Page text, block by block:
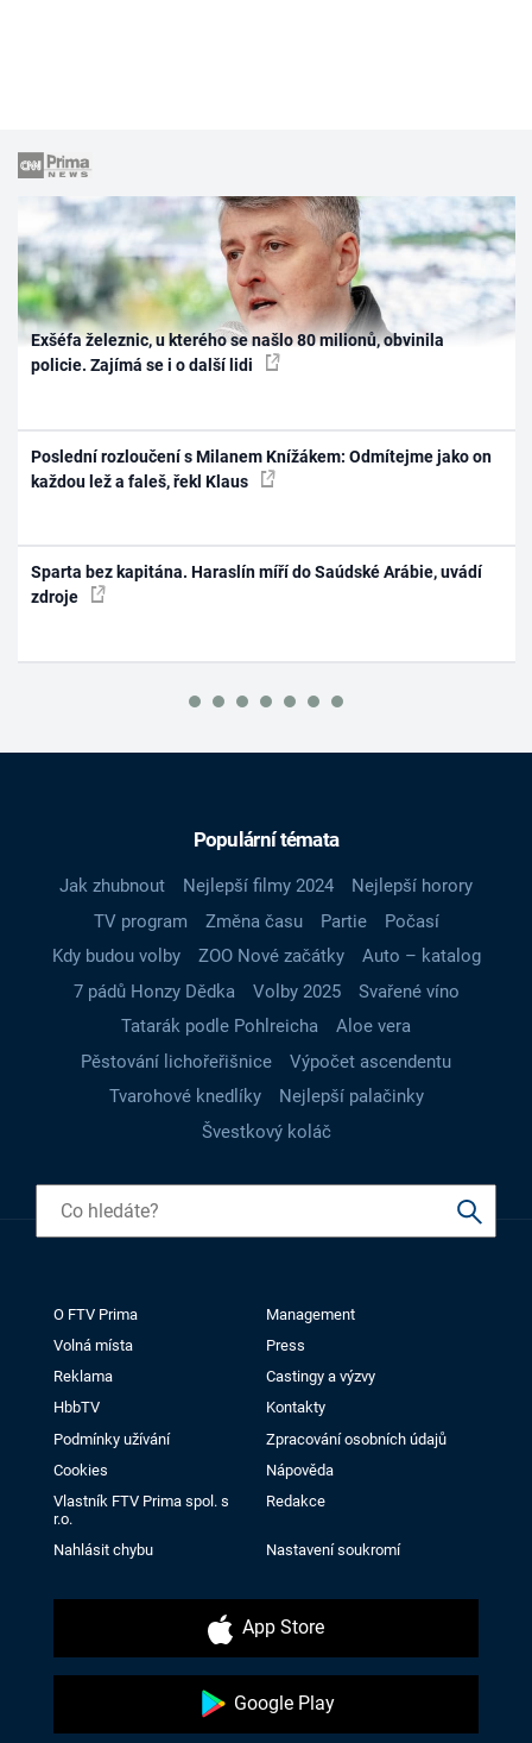
Exšéfa železnic, u kterého se našlo 80 milionů, obvinila
policie. Zajímá se i o další lidi
Poslední rozloučení s Milanem Knížákem: Odmítejme jako on
každou lež a faleš, řekl Klaus
Sparta bez kapitána. Haraslín míří do Saúdské Arábie, uvádí
zdroje
Populární témata
Jak zhubnout Nejlepší filmy 2024
Nejlepší horory
TV program
Změna času Partie
Počasí
Kdy budou volby
ZOO Nové začátky
Auto – katalog
7 pádů Honzy Dědka
Volby 2025
Svařené víno
Tatarák podle Pohlreicha
Aloe vera
Pěstování lichořeřišnice
Výpočet ascendentu
Tvarohové knedlíky
Nejlepší palačinky
Švestkový koláč
O FTV Prima
Management
Volná místa
Press
Reklama
Castingy a výzvy
HbbTV
Kontakty
Podmínky užívání
Zpracování osobních údajů
Cookies
Nápověda
Vlastník FTV Prima spol. s
r.o.
Redakce
Nahlásit chybu Nastavení soukromí
App Store
Google Play